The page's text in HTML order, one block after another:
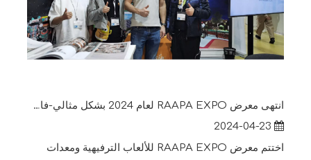
انتهى معرض RAAPA EXPO لعام 2024 بشكل مثالي-فاسيا
اختتم معرض RAAPA EXPO للألعاب الترفيهية ومعدات